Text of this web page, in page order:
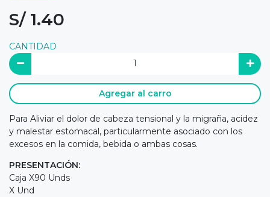
S/ 1.40
CANTIDAD
Agregar al carro
Para Aliviar el dolor de cabeza tensional y la migraña, acidez
y malestar estomacal, particularmente asociado con los
excesos en la comida, bebida o ambas cosas.
PRESENTACIÓN:
Caja X90 Unds
X Und